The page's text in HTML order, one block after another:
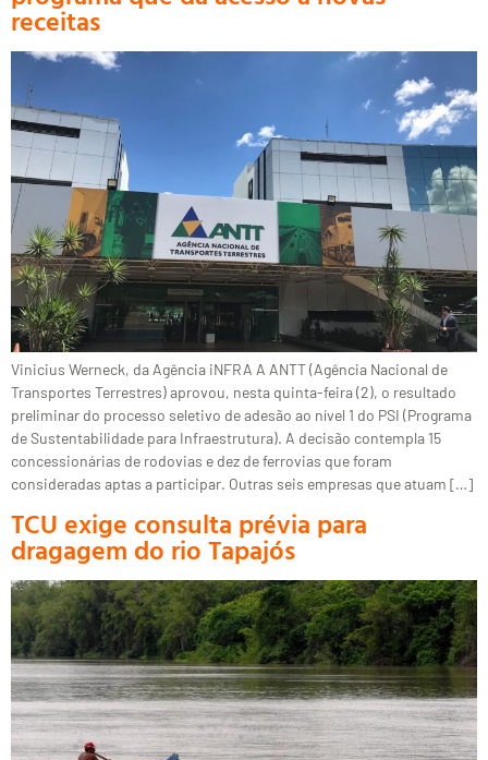
receitas
Vinicius Werneck, da Agência iNFRA A ANTT (Agência Nacional de
Transportes Terrestres) aprovou, nesta quinta-feira (2), o resultado
preliminar do processo seletivo de adesão ao nível 1 do PSI (Programa
de Sustentabilidade para Infraestrutura). A decisão contempla 15
concessionárias de rodovias e dez de ferrovias que foram
consideradas aptas a participar. Outras seis empresas que atuam […]
TCU exige consulta prévia para
dragagem do rio Tapajós